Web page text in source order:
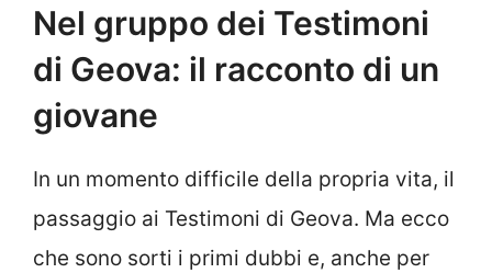
Nel gruppo dei Testimoni
di Geova: il racconto di un
giovane
In un momento difficile della propria vita, il
passaggio ai Testimoni di Geova. Ma ecco
che sono sorti i primi dubbi e, anche per